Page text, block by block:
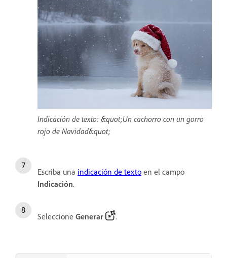
Indicación de texto: &quot;Un cachorro con un gorro
rojo de Navidad&quot;
Escriba una indicación de texto en el campo
Indicación.
Seleccione Generar .